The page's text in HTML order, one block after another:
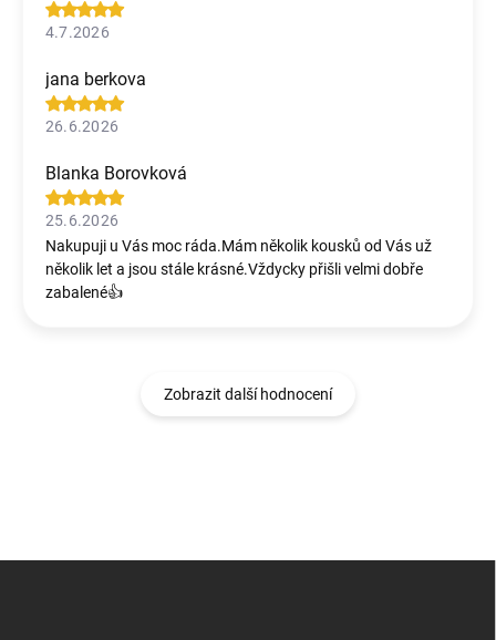
4.7.2026
jana berkova
26.6.2026
Blanka Borovková
25.6.2026
Nakupuji u Vás moc ráda.Mám několik kousků od Vás už
několik let a jsou stále krásné.Vždycky přišli velmi dobře
zabalené👍
Zobrazit další hodnocení